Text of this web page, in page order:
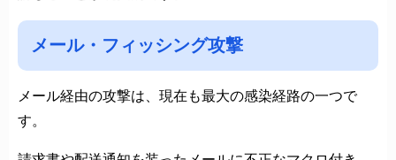
メール・フィッシング攻撃
メール経由の攻撃は、現在も最大の感染経路の一つで
す。